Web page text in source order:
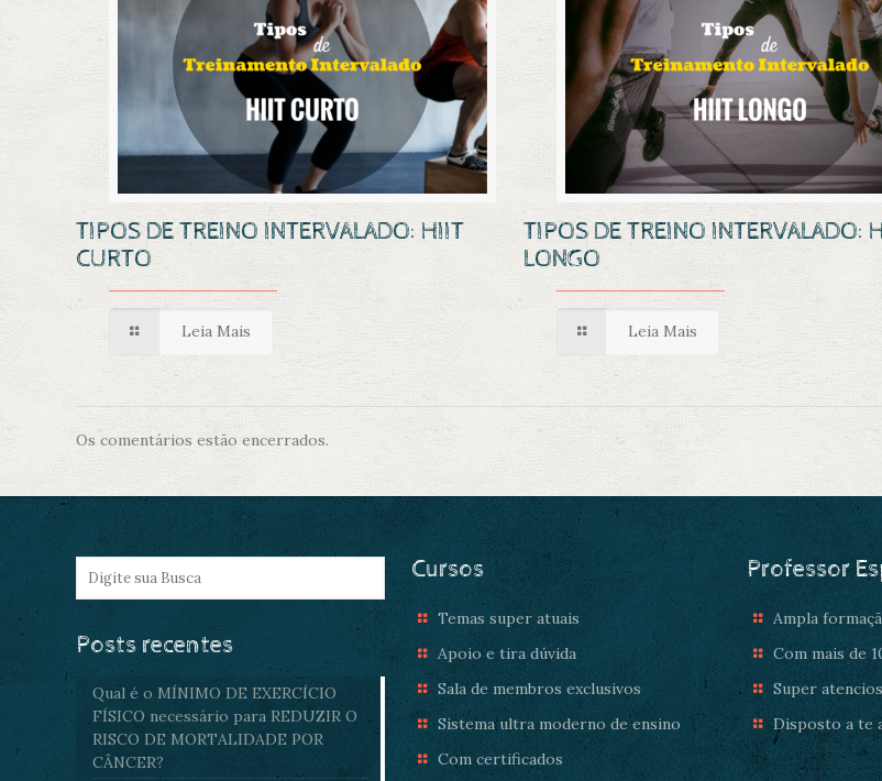
TIPOS DE TREINO INTERVALADO: HIIT
CURTO
Leia Mais
TIPOS DE TREINO INTERVALADO:
LONGO
Leia Mais
Os comentários estão encerrados.
Posts recentes
Qual é o MÍNIMO DE EXERCÍCIO
FÍSICO necessário para REDUZIR O
RISCO DE MORTALIDADE POR
CÂNCER?
Cursos
Temas super atuais
Apoio e tira dúvida
Sala de membros exclusivos
Sistema ultra moderno de ensino
Com certificados
Professor
Ampla
Com mais de
Super
Disposto a te